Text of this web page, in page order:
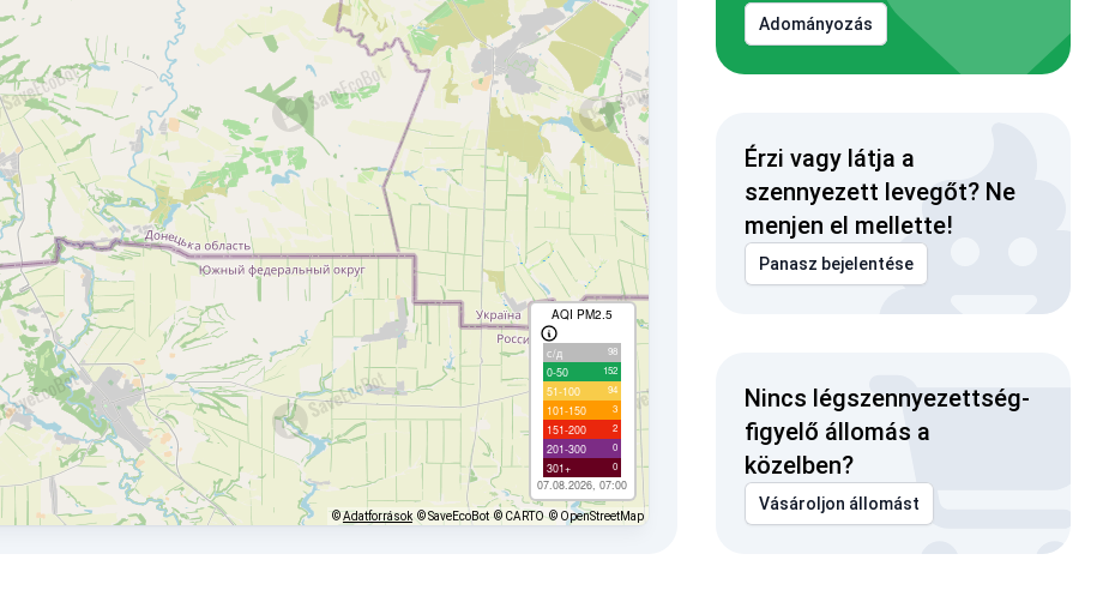
AQI PM2.5
с/д 98
0-50 152
51-100 94
101-150 3
151-200 2
201-300 0
301+ 0
07.08.2026, 07:00
©Adatforrások © SaveEcoBot © CARTO © OpenStreetMap
Adományozás
Érzi vagy látja a
szennyezett levegőt? Ne
menjen el mellette!
Panasz bejelentése
Nincs légszennyezettség-
figyelő állomás a
közelben?
Vásároljon állomást